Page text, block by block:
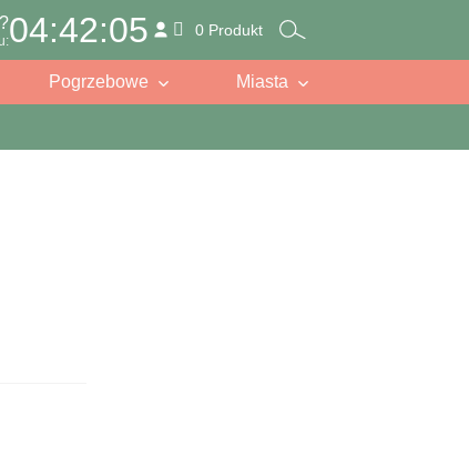
04:42:04 0 Produkt
Pogrzebowe Miasta